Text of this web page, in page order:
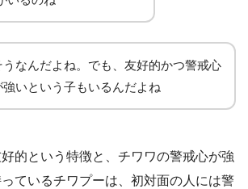
うなんだよね。でも、友好的かつ警戒心
強いという子もいるんだよね
好的という特徴と、チワワの警戒心が強
ているチワプーは、初対面の人には警